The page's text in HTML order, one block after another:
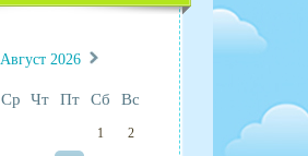
Август 2026
Ср Чт Пт Сб Вс
1 2